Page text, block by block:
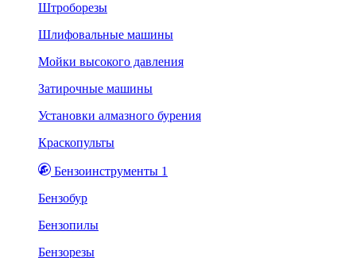
Штроборезы
Шлифовальные машины
Мойки высокого давления
Затирочные машины
Установки алмазного бурения
Краскопульты
Бензоинструменты 1
Бензобур
Бензопилы
Бензорезы